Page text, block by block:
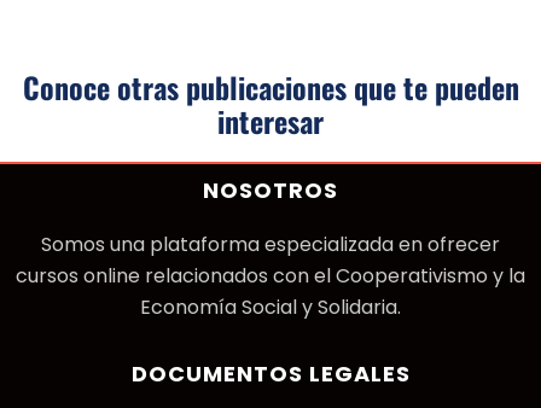
Conoce otras publicaciones que te pueden
interesar
NOSOTROS
Somos una plataforma especializada en ofrecer
cursos online relacionados con el Cooperativismo y la
Economía Social y Solidaria.
DOCUMENTOS LEGALES